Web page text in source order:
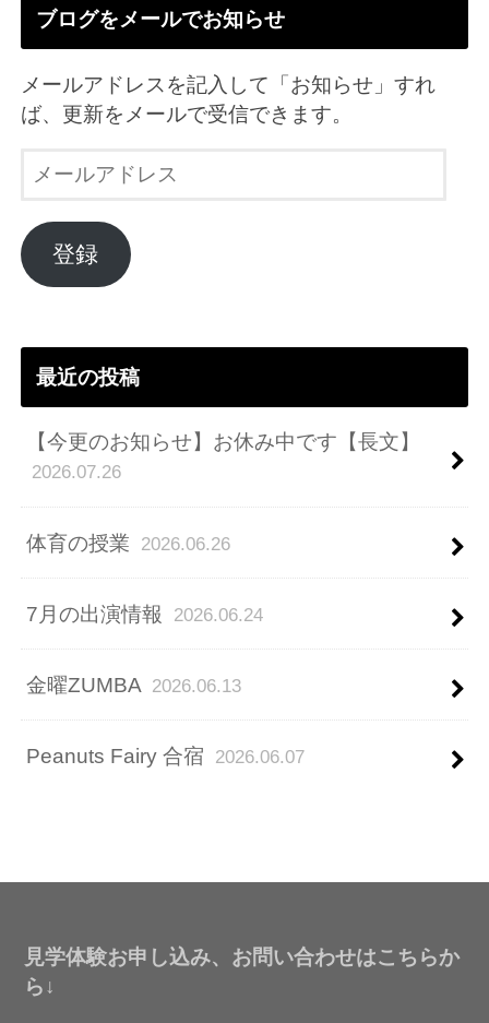
ブログをメールでお知らせ
メールアドレスを記入して「お知らせ」すれ
ば、更新をメールで受信できます。
ル
ア
ド
登録
最近の投稿
【今更のお知らせ】お休み中です【長文】
2026.07.26
体育の授業 2026.06.26
7月の出演情報 2026.06.24
金曜ZUMBA 2026.06.13
Peanuts Fairy 合宿 2026.06.07
見学体験お申し込み、お問い合わせはこちらか
ら↓